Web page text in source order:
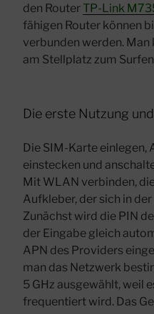
den Router TP-Link
fähigen Router können
verbunden werden.
am Stellplatz zum
Die erste Nutzung
Die SIM-Karte einlegen,
einstecken und
Mit WLAN verbinden,
Aufkleber, der sich in
Zunächst wird die PIN
der Eingabe gleich
APN des Providers
man das Netzwerk
5 GHz ausgewählt, weil
frequentiert wird. Das